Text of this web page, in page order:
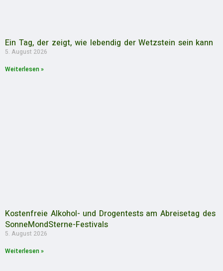
Ein Tag, der zeigt, wie lebendig der Wetzstein sein kann
5. August 2026
Weiterlesen »
Kostenfreie Alkohol- und Drogentests am Abreisetag des
SonneMondSterne-Festivals
5. August 2026
Weiterlesen »